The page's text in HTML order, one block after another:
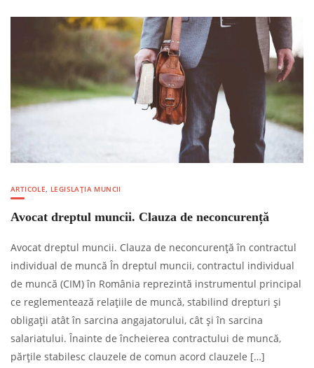
ARTICOLE, LEGISLAȚIA MUNCII
Avocat dreptul muncii. Clauza de neconcurență
Avocat dreptul muncii. Clauza de neconcurență în contractul
individual de muncă În dreptul muncii, contractul individual
de muncă (CIM) în România reprezintă instrumentul principal
ce reglementează relațiile de muncă, stabilind drepturi și
obligații atât în sarcina angajatorului, cât și în sarcina
salariatului. Înainte de încheierea contractului de muncă,
părțile stabilesc clauzele de comun acord clauzele […]